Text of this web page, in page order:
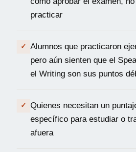
practicar
✓
Alumnos que practicaron
pero aún sienten que el
el Writing son sus puntos
✓
Quienes necesitan un
específico para estudiar o
afuera